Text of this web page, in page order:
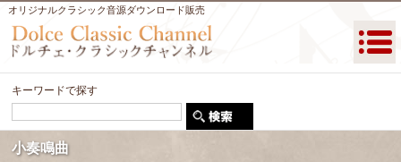
オリジナルクラシック音源ダウンロード販売
キーワードで探す
小奏鳴曲